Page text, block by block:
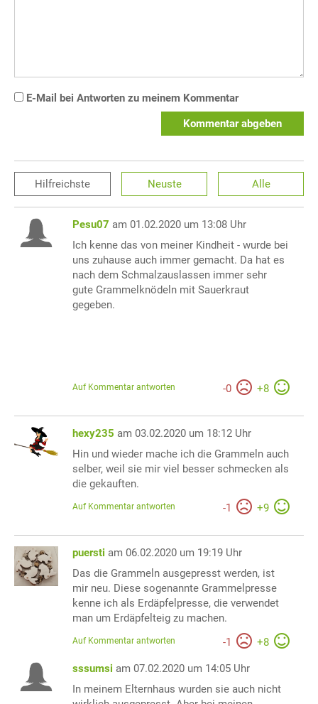
E-Mail bei Antworten zu meinem Kommentar
Kommentar abgeben
Hilfreichste Neuste Alle
Pesu07 am 01.02.2020 um 13:08 Uhr
Ich kenne das von meiner Kindheit - wurde bei
uns zuhause auch immer gemacht. Da hat es
nach dem Schmalzauslassen immer sehr
gute Grammelknödeln mit Sauerkraut
gegeben.
-0 +8
Auf Kommentar antworten
hexy235 am 03.02.2020 um 18:12 Uhr
Hin und wieder mache ich die Grammeln auch
selber, weil sie mir viel besser schmecken als
die gekauften.
-1 +9
Auf Kommentar antworten
puersti am 06.02.2020 um 19:19 Uhr
Das die Grammeln ausgepresst werden, ist
mir neu. Diese sogenannte Grammelpresse
kenne ich als Erdäpfelpresse, die verwendet
man um Erdäpfelteig zu machen.
-1 +8
Auf Kommentar antworten
sssumsi am 07.02.2020 um 14:05 Uhr
In meinem Elternhaus wurden sie auch nicht